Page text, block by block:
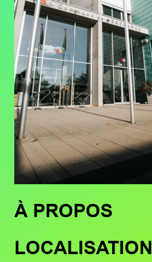
À PROPOS
LOCALISATION